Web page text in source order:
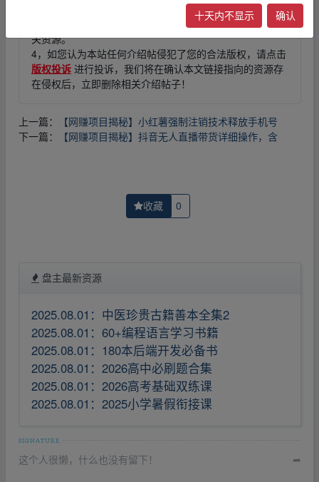
3，本文内所有链接指向的云盘网盘资源，其版权归版权方
所有！其实际管理权为帖子发布者所有，本站无法操作相
关资源。
4，如您认为本站任何介绍帖侵犯了您的合法版权，请点击
版权投诉 进行投诉，我们将在确认本文链接指向的资源存
在侵权后，立即删除相关介绍帖子！
上一篇：
【网赚项目揭秘】小红薯强制注销技术释放手机号
下一篇：
【网赚项目揭秘】抖音无人直播带货详细操作，含
收藏 0
盘主最新资源
2025.08.01：中医珍贵古籍善本全集2
2025.08.01：60+编程语言学习书籍
2025.08.01：180本后端开发必备书
2025.08.01：2026高中必刷题合集
2025.08.01：2026高考基础双练课
2025.08.01：2025小学暑假衔接课
这个人很懒，什么也没有留下！ ➦
十天内不显示 确认